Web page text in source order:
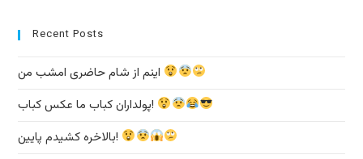
Recent Posts
پولداران کباب ما عکس کباب!
بالاخره کشیدم پایین!